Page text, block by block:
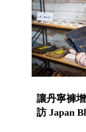
讓丹寧褲
訪 Japan